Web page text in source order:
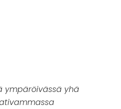
ympäröivässä yhä